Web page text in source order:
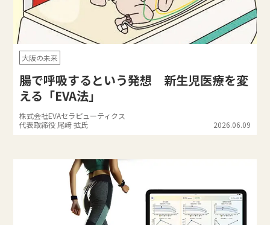
大阪の未来
腸で呼吸するという発想 新生児医療を変
える「EVA法」
株式会社EVAセラピューティクス
代表取締役 尾﨑 拡氏
2026.06.09